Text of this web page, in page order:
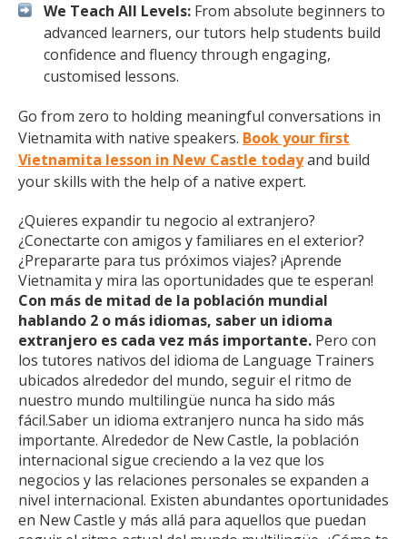
We Teach All Levels: From absolute beginners to
advanced learners, our tutors help students build
confidence and fluency through engaging,
customised lessons.
Go from zero to holding meaningful conversations in
Vietnamita with native speakers. Book your first
Vietnamita lesson in New Castle todayand build
your skills with the help of a native expert.
¿Quieres expandir tu negocio al extranjero?
¿Conectarte con amigos y familiares en el exterior?
¿Prepararte para tus próximos viajes? ¡Aprende
Vietnamita y mira las oportunidades que te esperan!
Con más de mitad de la población mundial
hablando 2 o más idiomas, saber un idioma
extranjero es cada vez más importante. Pero con
los tutores nativos del idioma de Language Trainers
ubicados alrededor del mundo, seguir el ritmo de
nuestro mundo multilingüe nunca ha sido más
fácil.Saber un idioma extranjero nunca ha sido más
importante. Alrededor de New Castle, la población
internacional sigue creciendo a la vez que los
negocios y las relaciones personales se expanden a
nivel internacional. Existen abundantes oportunidades
en New Castle y más allá para aquellos que puedan